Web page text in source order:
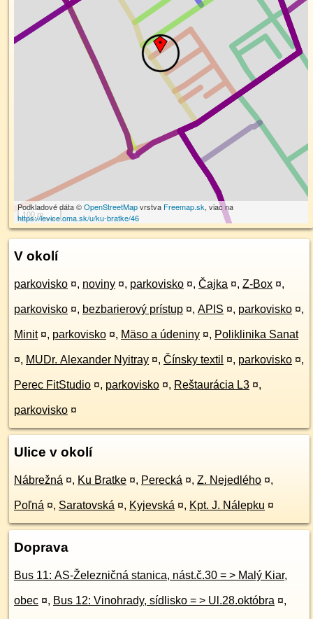
100 m
Podkladové dáta ©OpenStreetMapvrstva Freemap.sk, viac na
https://levice.oma.sk/u/ku-bratke/46
V okolí
parkovisko ¤, noviny ¤, parkovisko ¤, Čajka ¤, Z-Box ¤,
parkovisko ¤, bezbarierový prístup ¤, APIS ¤, parkovisko ¤,
Minit ¤, parkovisko ¤, Mäso a údeniny ¤, Poliklinika Sanat
¤, MUDr. Alexander Nyitray ¤, Čínsky textil ¤, parkovisko ¤,
Perec FitStudio ¤, parkovisko ¤, Reštaurácia L3 ¤,
parkovisko ¤
Ulice v okolí
Nábrežná ¤, Ku Bratke ¤, Perecká ¤, Z. Nejedlého ¤,
Poľná ¤, Saratovská ¤, Kyjevská ¤, Kpt. J. Nálepku ¤
Doprava
Bus 11: AS-Železničná stanica, nást.č.30 = > Malý Kiar,
obec ¤, Bus 12: Vinohrady, sídlisko = > Ul.28.októbra ¤,